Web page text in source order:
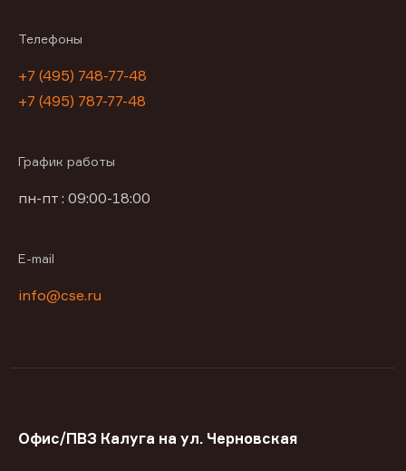
Телефоны
+7 (495) 748-77-48
+7 (495) 787-77-48
График работы
пн-пт : 09:00-18:00
E-mail
info@cse.ru
Офис/ПВЗ Калуга на ул. Черновская